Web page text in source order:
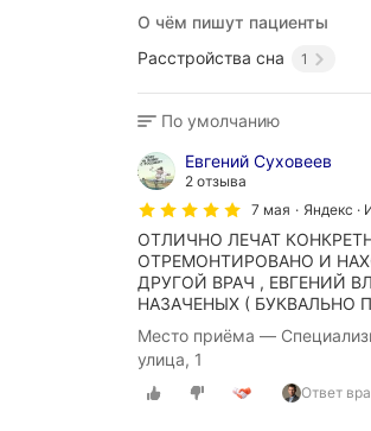
О чём пишут пациенты
Расстройства сна
1
По умолчанию
Евгений Суховеев
2 отзыва
7 мая
Яндекс ·
ОТЛИЧНО ЛЕЧАТ
ОТРЕМОНТИРОВАНО И
ДРУГОЙ ВРАЧ , ЕВГЕНИЙ
НАЗАЧЕНЫХ ( БУКВАЛЬНО
Место приёма —
улица, 1
Ответ